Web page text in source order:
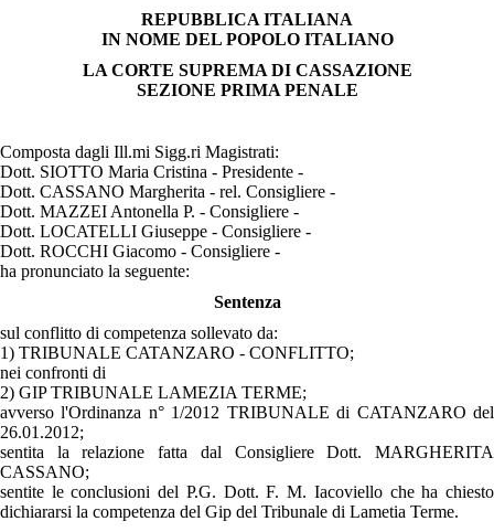
REPUBBLICA ITALIANA
IN NOME DEL POPOLO ITALIANO
LA CORTE SUPREMADI CASSAZIONE
SEZIONE PRIMA PENALE
Composta dagli Ill.mi Sigg.ri Magistrati:
Dott. SIOTTO Maria Cristina - Presidente -
Dott. CASSANO Margherita - rel. Consigliere -
Dott. MAZZEI Antonella P. - Consigliere -
Dott. LOCATELLI Giuseppe - Consigliere -
Dott. ROCCHI Giacomo - Consigliere -
ha pronunciato la seguente:
Sentenza
sul conflitto di competenza sollevato da:
1) TRIBUNALE CATANZARO - CONFLITTO;
nei confronti di
2) GIP TRIBUNALE LAMEZIA TERME;
avverso l'Ordinanza n° 1/2012 TRIBUNALE di CATANZARO del
26.01.2012;
sentita la relazione fatta dal Consigliere Dott. MARGHERITA
CASSANO;
sentite le conclusioni del P.G. Dott. F. M. Iacoviello che ha chiesto
dichiararsi la competenza del Gip del Tribunale di Lametia Terme.